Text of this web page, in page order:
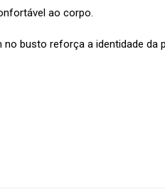
ao corpo.
busto reforça a identidade da